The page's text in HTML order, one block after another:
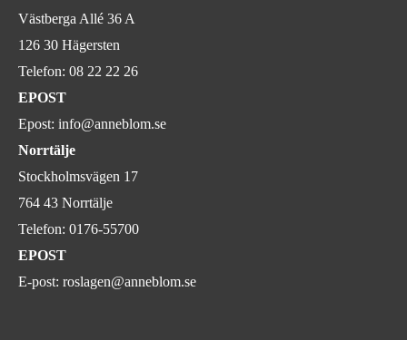
Västberga Allé 36 A
126 30 Hägersten
Telefon: 08 22 22 26
EPOST
Epost: info@anneblom.se
Norrtälje
Stockholmsvägen 17
764 43 Norrtälje
Telefon: 0176-55700
EPOST
E-post: roslagen@anneblom.se